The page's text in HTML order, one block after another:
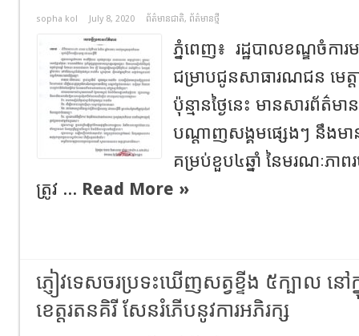
sopha kol July 8, 2020 ព័ត៌មានជាតិ, ព័ត៌មានថ្មី
ភ្នំពេញ៖ រដ្ឋបាលខណ្ឌចំក
ជម្រាបជូនសាធារណជន មេត្ត
ប៉ុន្មានថ្ងៃនេះ មានសារព័ត៌មា
បណ្តាញសង្គមផ្សេងៗ នឹងម
គម្រប់ខួប៤ឆ្នាំ នៃមរណៈភ
ត្រូវ ... Read More »
ភ្ញៀវទេសចរប្រទះឃើញសត្វខ្ទីង ៥ក្បាល នៅ
ខេត្តរតនគិរី សែនរំភើបនូវការអភិរក្ស